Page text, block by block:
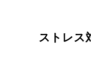
ストレス